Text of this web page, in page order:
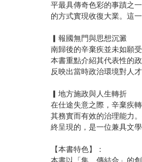
平最具傳奇色彩的事蹟之
的方式實現收復大業。這
▎報國無門與思想沉澱
南歸後的辛棄疾並未如願
本書重點介紹其代表性的
反映出當時政治環境對人
▎地方施政與人生轉折
在仕途失意之際，辛棄疾
其務實而有效的治理能力
終呈現的，是一位兼具文
【本書特色】：